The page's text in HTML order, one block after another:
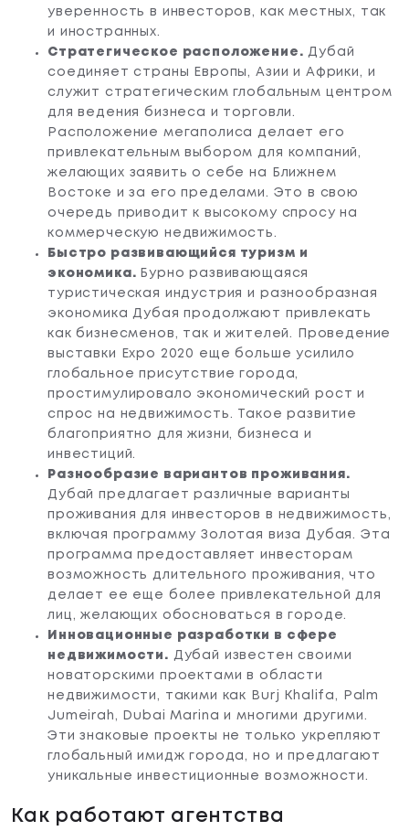
уверенность в инвесторов, как местных, так
и иностранных.
Стратегическое расположение. Дубай
соединяет страны Европы, Азии и Африки, и
служит стратегическим глобальным центром
для ведения бизнеса и торговли.
Расположение мегаполиса делает его
привлекательным выбором для компаний,
желающих заявить о себе на Ближнем
Востоке и за его пределами. Это в свою
очередь приводит к высокому спросу на
коммерческую недвижимость.
Быстро развивающийся туризм и
экономика. Бурно развивающаяся
туристическая индустрия и разнообразная
экономика Дубая продолжают привлекать
как бизнесменов, так и жителей. Проведение
выставки Expo 2020 еще больше усилило
глобальное присутствие города,
простимулировало экономический рост и
спрос на недвижимость. Такое развитие
благоприятно для жизни, бизнеса и
инвестиций.
Разнообразие вариантов проживания.
Дубай предлагает различные варианты
проживания для инвесторов в недвижимость,
включая программу Золотая виза Дубая. Эта
программа предоставляет инвесторам
возможность длительного проживания, что
делает ее еще более привлекательной для
лиц, желающих обосноваться в городе.
Инновационные разработки в сфере
недвижимости. Дубай известен своими
новаторскими проектами в области
недвижимости, такими как Burj Khalifa, Palm
Jumeirah, Dubai Marina и многими другими.
Эти знаковые проекты не только укрепляют
глобальный имидж города, но и предлагают
уникальные инвестиционные возможности.
Как работают агентства